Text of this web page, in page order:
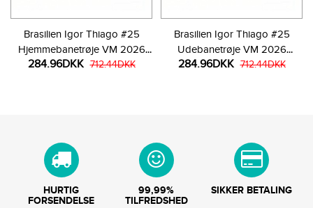
Brasilien Igor Thiago #25
Hjemmebanetrøje VM 2026
Kortærmet
284.96DKK 712.44DKK
Brasilien Igor Thiago #25
Udebanetrøje VM 2026
Kortærmet
284.96DKK 712.44DKK
HURTIG
FORSENDELSE
99,99%
TILFREDSHED
SIKKER BETALING